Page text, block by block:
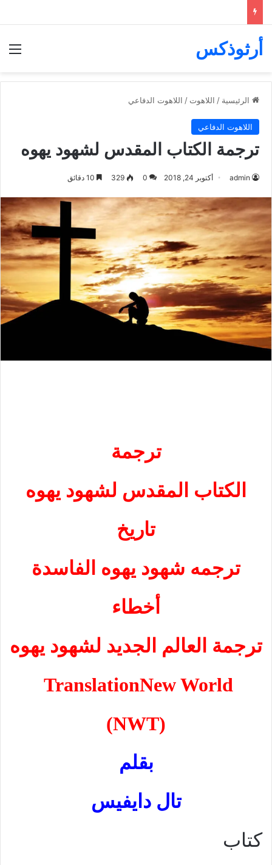
أرثوذكس
الرئيسية / اللاهوت / اللاهوت الدفاعي
اللاهوت الدفاعي
ترجمة الكتاب المقدس لشهود يهوه
admin أكتوبر 24, 2018 0
329
ترجمة
الكتاب المقدس لشهود يهوه
تاريخ
ترجمه شهود يهوه الفاسدة
أخطاء
ترجمة العالم الجديد لشهود يهوه
New World
Translation
(NWT)
بقلم
تال دايفيس
كتاب